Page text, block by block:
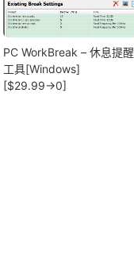
PC WorkBreak – 休息提醒
工具[Windows]
[$29.99→0]